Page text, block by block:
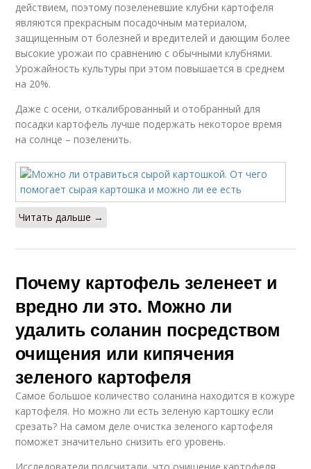
действием, поэтому позеленевшие клубни картофеля
являются прекрасным посадочным материалом,
защищенным от болезней и вредителей и дающим более
высокие урожаи по сравнению с обычными клубнями.
Урожайность культуры при этом повышается в среднем
на 20%.
Даже с осени, откалиброванный и отобранный для
посадки картофель лучше подержать некоторое время
на солнце – позеленить.
Читать дальше →
Почему картофель зеленеет и
вредно ли это. Можно ли
удалить соланин посредством
очищения или кипячения
зеленого картофеля
Самое большое количество соланина находится в кожуре
картофеля. Но можно ли есть зеленую картошку если
срезать? На самом деле очистка зеленого картофеля
поможет значительно снизить его уровень.